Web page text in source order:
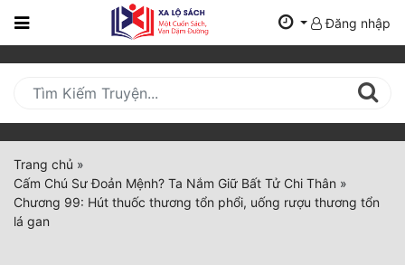
Trang
Mới
Cập
Nhật
(current)
BXH
Thể Loại
Đăng nhập
Trang chủ »
Cấm Chú Sư Đoản Mệnh? Ta Nắm Giữ Bất Tử Chi Thân »
Chương 99: Hút thuốc thương tổn phổi, uống rượu thương tổn
lá gan